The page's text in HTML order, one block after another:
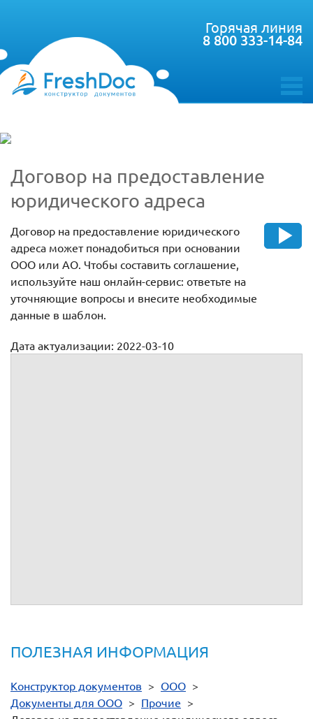
toggle
Горячая линия
8 800 333-14-84
Договор на предоставление
юридического адреса
Договор на предоставление юридического
адреса может понадобиться при основании
ООО или АО. Чтобы составить соглашение,
используйте наш онлайн-сервис: ответьте на
уточняющие вопросы и внесите необходимые
данные в шаблон.
Дата актуализации: 2022-03-10
ПОЛЕЗНАЯ ИНФОРМАЦИЯ
Конструктор документов > ООО >
Документы для ООО > Прочие >